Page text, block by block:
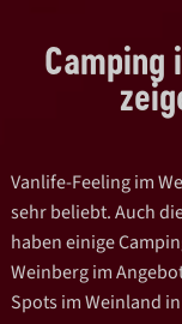
Camping
Vanlife-Feeling im
sehr beliebt. Auch
haben einige
Weinberg im
Spots im Weinland